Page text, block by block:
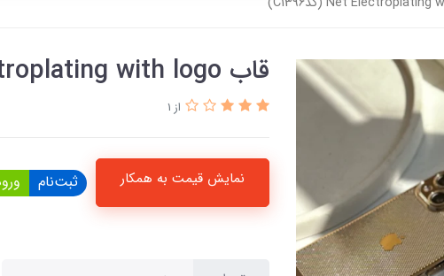
قاب Net Electroplating with logo (کدC1396)
از 1
نمایش قیمت به همکار ثبت‌نام